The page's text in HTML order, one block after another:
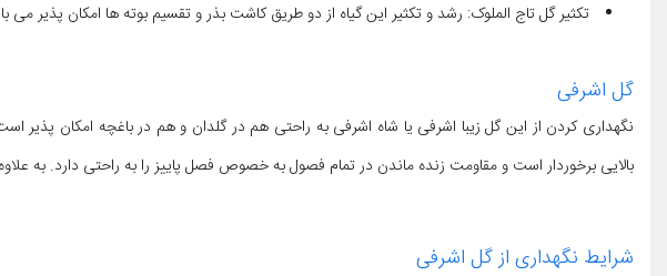
تکثیر گل تاج الملوک: رشد و تکثیر این گیاه از دو طریق کاشت بذر و تقسیم بوته ها امکان پذیر می
گل اشرفی
نگهداری کردن از این گل زیبا اشرفی یا شاه اشرفی به راحتی هم در گلدان و هم در باغچه امکان پذیر
بالایی برخوردار است و مقاومت زنده ماندن در تمام فصول به خصوص فصل پاییز را به راحتی دارد. به
شرایط نگهداری از گل اشرفی